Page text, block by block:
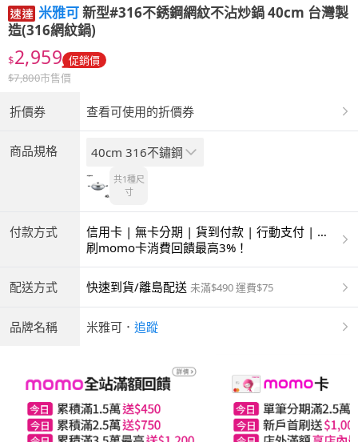
米雅可新型#316不銹鋼網紋不沾炒鍋 40cm 台灣製
造(316網紋鍋)
$2,959 促銷價
$7,800市售價
折價券 查看可使用的折價券
商品規格 40cm 316不鏽鋼
共1種尺
寸
付款方式
信用卡 | 無卡分期 | 貨到付款 | 行動支付 | 超
商付款 | ATM | 銀聯卡
刷momo卡消費回饋最高3%！
配送方式 快速到貨/離島配送 未滿$490 運費$75
品牌名稱 米雅可 ． 追蹤